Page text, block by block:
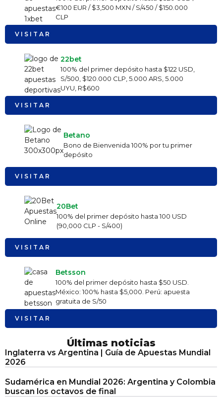
€100 EUR / $3,500 MXN / S/450 / $150.000
CLP
VISITAR
22bet
100% del primer depósito hasta $122 USD,
S/500, $120.000 CLP, 5.000 ARS, 5.000
UYU, R$600
VISITAR
Betano
Bono de Bienvenida 100% por tu primer
depósito
VISITAR
20Bet
100% del primer depósito hasta 100 USD
(90,000 CLP - S/400)
VISITAR
Betsson
100% del primer depósito hasta $50 USD.
México: 100% hasta $5,000. Perú: apuesta
gratuita de S/50
VISITAR
Últimas noticias
Inglaterra vs Argentina | Guía de Apuestas Mundial
2026
Sudamérica en Mundial 2026: Argentina y Colombia
buscan los octavos de final